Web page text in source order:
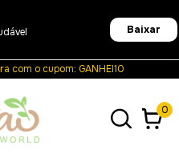
Baixar
com o cupom: GANHEI10
0